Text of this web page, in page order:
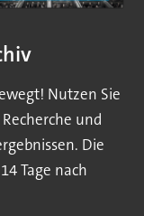
Nutzen Sie
und
Die
Tage nach